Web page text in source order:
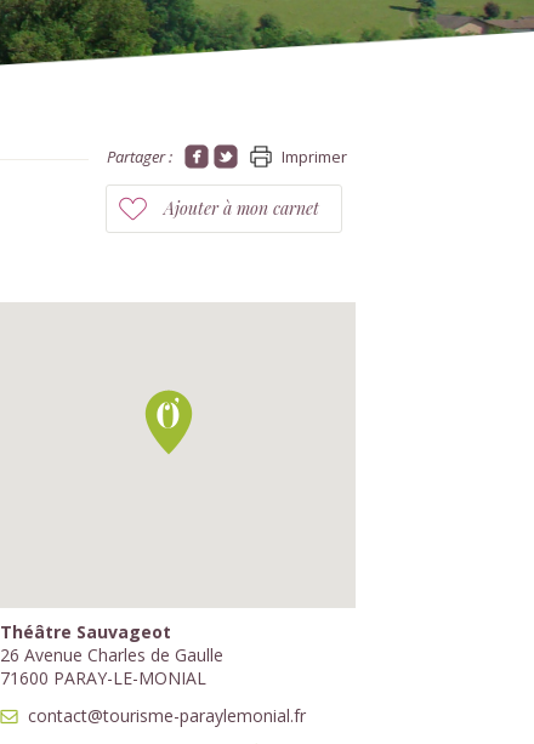
Partager : Imprimer
Ajouter à mon carnet
Théâtre Sauvageot
26 Avenue Charles de Gaulle
71600 PARAY-LE-MONIAL
contact@tourisme-paraylemonial.fr